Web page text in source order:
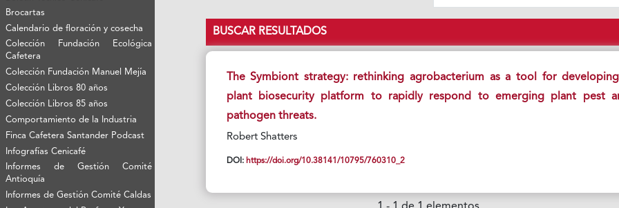
Brocartas
Calendario de floración y cosecha
Colección Fundación Ecológica
Cafetera
Colección Fundación Manuel Mejía
Colección Libros 80 años
Colección Libros 85 años
Comportamiento de la Industria
Finca Cafetera Santander Podcast
Infografías Cenicafé
Informes de Gestión Comité
Antioquía
Informes de Gestión Comité Caldas
BUSCAR RESULTADOS
The Symbiont strategy: rethinking agrobacterium as a tool for
plant biosecurity platform to rapidly respond to emerging plant pest
pathogen threats.
Robert Shatters
DOI: https://doi.org/10.38141/10795/760310_2